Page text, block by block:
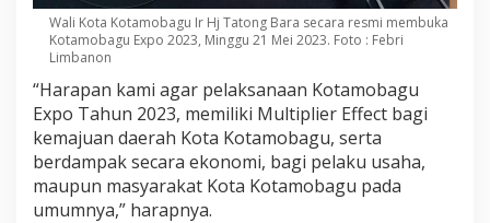
Wali Kota Kotamobagu Ir Hj Tatong Bara secara resmi membuka
Kotamobagu Expo 2023, Minggu 21 Mei 2023. Foto : Febri
Limbanon
“Harapan kami agar pelaksanaan Kotamobagu
Expo Tahun 2023, memiliki Multiplier Effect bagi
kemajuan daerah Kota Kotamobagu, serta
berdampak secara ekonomi, bagi pelaku usaha,
maupun masyarakat Kota Kotamobagu pada
umumnya,” harapnya.